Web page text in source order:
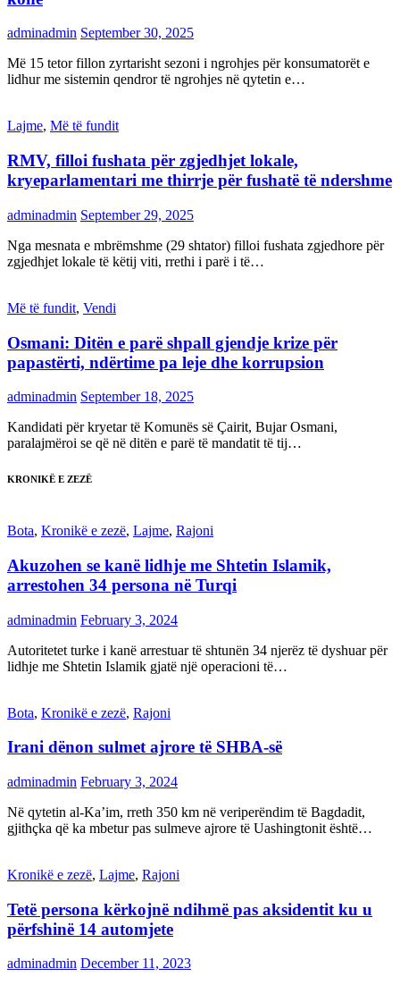
adminadmin September 30, 2025
Më 15 tetor fillon zyrtarisht sezoni i ngrohjes për konsumatorët e
lidhur me sistemin qendror të ngrohjes në qytetin e…
Lajme, Më të fundit
RMV, filloi fushata për zgjedhjet lokale,
kryeparlamentari me thirrje për fushatë të ndershme
adminadmin September 29, 2025
Nga mesnata e mbrëmshme (29 shtator) filloi fushata zgjedhore për
zgjedhjet lokale të këtij viti, rrethi i parë i të…
Më të fundit, Vendi
Osmani: Ditën e parë shpall gjendje krize për
papastërti, ndërtime pa leje dhe korrupsion
adminadmin September 18, 2025
Kandidati për kryetar të Komunës së Çairit, Bujar Osmani,
paralajmëroi se që në ditën e parë të mandatit të tij…
KRONIKË E ZEZË
Bota, Kronikë e zezë, Lajme, Rajoni
Akuzohen se kanë lidhje me Shtetin Islamik,
arrestohen 34 persona në Turqi
adminadmin February 3, 2024
Autoritetet turke i kanë arrestuar të shtunën 34 njerëz të dyshuar për
lidhje me Shtetin Islamik gjatë një operacioni të…
Bota, Kronikë e zezë, Rajoni
Irani dënon sulmet ajrore të SHBA-së
adminadmin February 3, 2024
Në qytetin al-Ka’im, rreth 350 km në veriperëndim të Bagdadit,
gjithçka që ka mbetur pas sulmeve ajrore të Uashingtonit është…
Kronikë e zezë, Lajme, Rajoni
Tetë persona kërkojnë ndihmë pas aksidentit ku u
përfshinë 14 automjete
adminadmin December 11, 2023